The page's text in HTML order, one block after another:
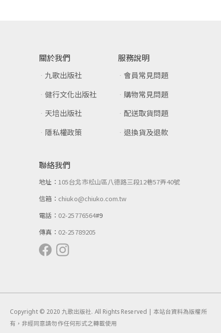
關於我們
九歌出版社
健行文化出版社
天培出版社
隱私權政策
服務說明
會員常見問題
購物常見問題
配送取貨問題
退換貨及退款
聯絡我們
地址：105台北市松山區八德路三段12巷57弄40號
信箱： chiuko@chiuko.com.tw
電話： 02-25776564#9
傳真： 02-25789205
Copyright © 2020 九歌出版社. All Rights Reserved | 本站台資料為版權所
有，非經同意請勿作任何形式之轉載使用